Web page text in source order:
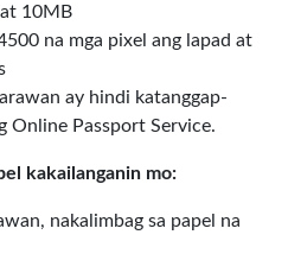
10MB
na mga pixel ang lapad at
ay hindi katanggap-
Online Passport Service.
kakailanganin mo:
nakalimbag sa papel na